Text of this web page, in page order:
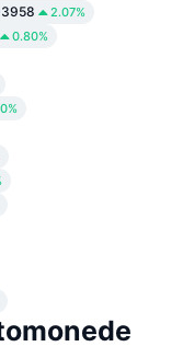
2.07%
0.80%